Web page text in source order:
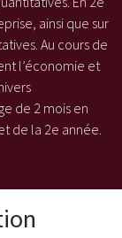
ainsi que sur
Au cours de
l’économie et
de 2 mois en
de la 2e année.